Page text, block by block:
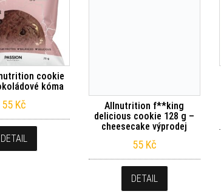
cookie
kóma
55 Kč
DETAIL
Allnutrition f**king
delicious cookie 128 g –
cheesecake výprodej
55 Kč
DETAIL